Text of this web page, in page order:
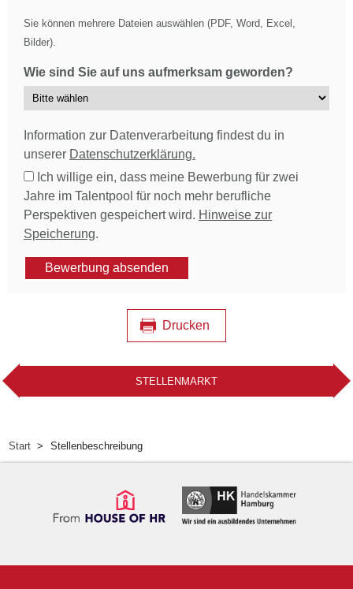
Sie können mehrere Dateien auswählen (PDF, Word, Excel,
Bilder).
Wie sind Sie auf uns aufmerksam geworden?
Information zur Datenverarbeitung findest du in
unserer Datenschutzerklärung.
Ich willige ein, dass meine Bewerbung für zwei
Jahre im Talentpool für noch mehr berufliche
Perspektiven gespeichert wird. Hinweise zur
Speicherung.
Bewerbung absenden
Drucken
STELLENMARKT
Start Stellenbeschreibung